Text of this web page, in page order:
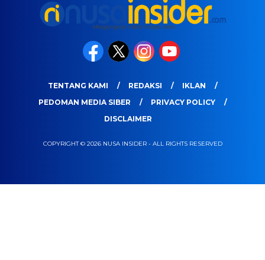
TENTANG KAMI REDAKSI
IKLAN
PEDOMAN MEDIA SIBER
PRIVACY POLICY
DISCLAIMER
COPYRIGHT © 2026 NUSA INSIDER - ALL RIGHTS RESERVED